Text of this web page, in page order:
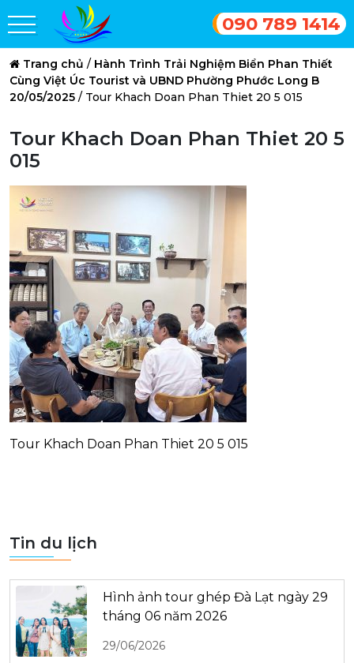
090 789 1414
Trang chủ / Hành Trình Trải Nghiệm Biển Phan Thiết
Cùng Việt Úc Tourist và UBND Phường Phước Long B
20/05/2025 / Tour Khach Doan Phan Thiet 20 5 015
Tour Khach Doan Phan Thiet 20 5
015
Tour Khach Doan Phan Thiet 20 5 015
Tin du lịch
Hình ảnh tour ghép Đà Lạt ngày 29
tháng 06 năm 2026
29/06/2026